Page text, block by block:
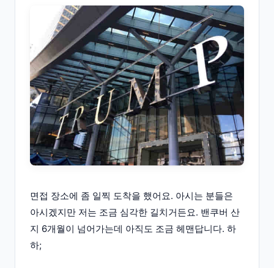
면접 장소에 좀 일찍 도착을 했어요. 아시는 분들은
아시겠지만 저는 조금 심각한 길치거든요. 밴쿠버 산
지 6개월이 넘어가는데 아직도 조금 헤맨답니다. 하
하;